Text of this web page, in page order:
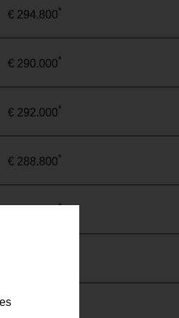
€ 294.800*
€ 290.000*
€ 292.000*
€ 288.800*
*
€ 520.700